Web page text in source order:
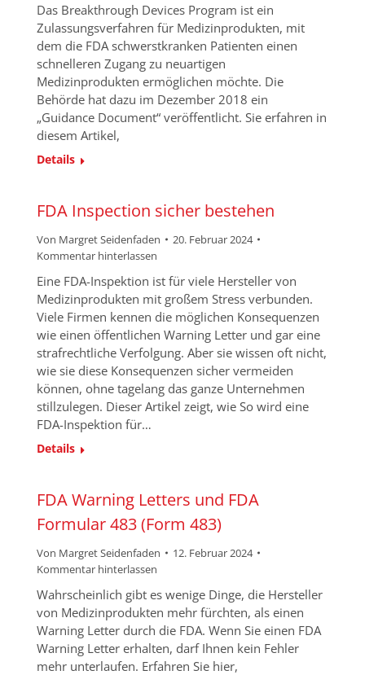
Das Breakthrough Devices Program ist ein
Zulassungsverfahren für Medizinprodukten, mit
dem die FDA schwerstkranken Patienten einen
schnelleren Zugang zu neuartigen
Medizinprodukten ermöglichen möchte. Die
Behörde hat dazu im Dezember 2018 ein
„Guidance Document“ veröffentlicht. Sie erfahren in
diesem Artikel,
Details
FDA Inspection sicher bestehen
Von Margret Seidenfaden
20. Februar 2024
Kommentar hinterlassen
Eine FDA-Inspektion ist für viele Hersteller von
Medizinprodukten mit großem Stress verbunden.
Viele Firmen kennen die möglichen Konsequenzen
wie einen öffentlichen Warning Letter und gar eine
strafrechtliche Verfolgung. Aber sie wissen oft nicht,
wie sie diese Konsequenzen sicher vermeiden
können, ohne tagelang das ganze Unternehmen
stillzulegen. Dieser Artikel zeigt, wie So wird eine
FDA-Inspektion für…
Details
FDA Warning Letters und FDA
Formular 483 (Form 483)
Von Margret Seidenfaden
12. Februar 2024
Kommentar hinterlassen
Wahrscheinlich gibt es wenige Dinge, die Hersteller
von Medizinprodukten mehr fürchten, als einen
Warning Letter durch die FDA. Wenn Sie einen FDA
Warning Letter erhalten, darf Ihnen kein Fehler
mehr unterlaufen. Erfahren Sie hier,